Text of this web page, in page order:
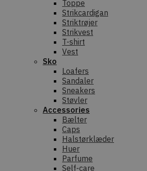
Toppe
Strikcardigan
Striktrøjer
Strikvest
T-shirt
Vest
Sko
Loafers
Sandaler
Sneakers
Støvler
Accessories
Bælter
Caps
Halstørklæder
Huer
Parfume
Self-care